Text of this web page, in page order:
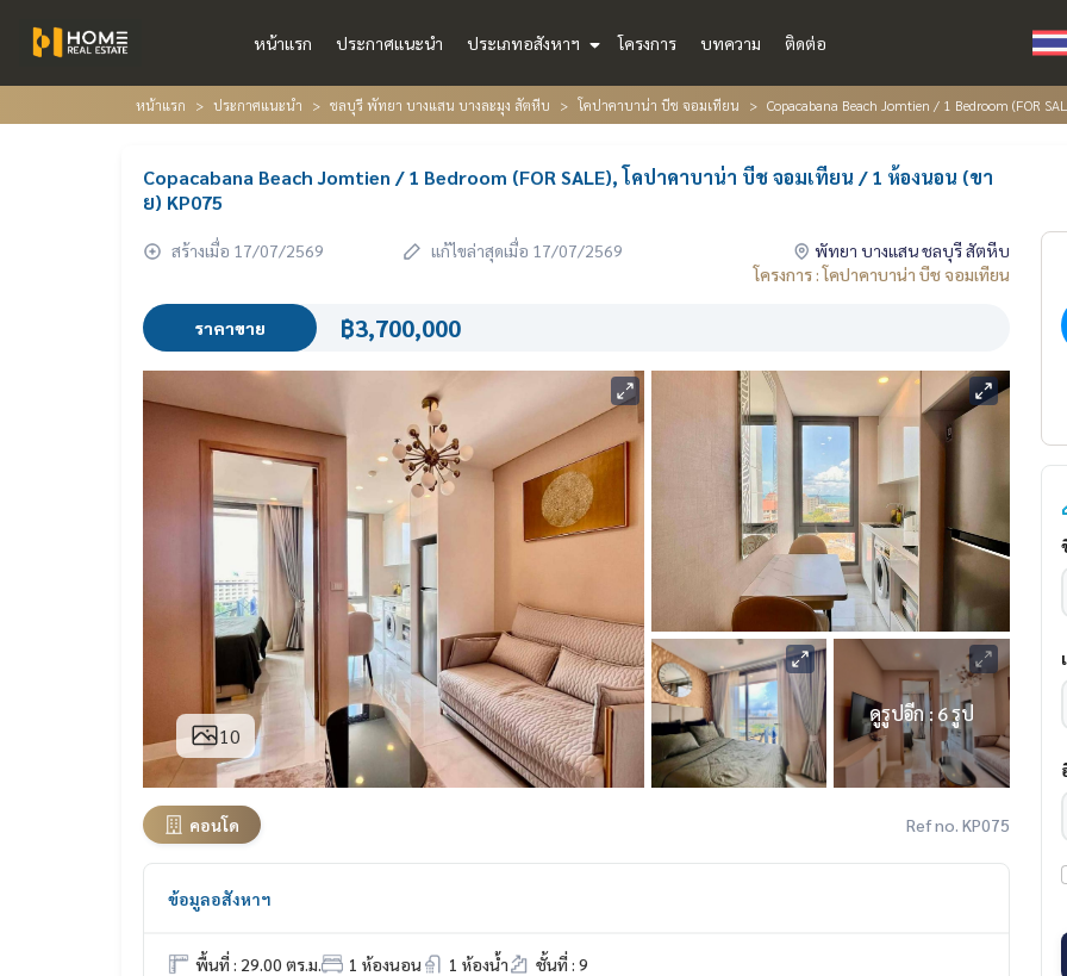
หน้าแรก ประกาศแนะนำ ประเภทอสังหาฯ โครงการ บทความ ติดต่อ
หน้าแรก ประกาศแนะนำ ชลบุรี พัทยา บางแสน บางละมุง สัตหีบ โคปาคาบาน่า บีช จอมเทียน Copacabana Beach Jomtien / 1 Bedroom (FOR
Copacabana Beach Jomtien / 1 Bedroom (FOR SALE), โคปาคาบาน่า บีช จอมเทียน / 1 ห้องนอน (ขา
ย) KP075
สร้างเมื่อ 17/07/2569 แก้ไขล่าสุดเมื่อ 17/07/2569
พัทยา บางแสน ชลบุรี สัตหีบ
โครงการ : โคปาคาบาน่า บีช จอมเทียน
ราคาขาย ฿3,700,000
10
ดูรูปอีก : 6 รูป
คอนโด Ref no. KP075
ข้อมูลอสังหาฯ
พื้นที่ : 29.00 ตร.ม. 1 ห้องนอน 1 ห้องน้ำ ชั้นที่ : 9